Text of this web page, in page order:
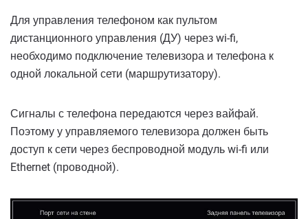
Для управления телефоном как пультом
дистанционного управления (ДУ) через wi-fi,
необходимо подключение телевизора и телефона к
одной локальной сети (маршрутизатору).
Сигналы с телефона передаются через вайфай.
Поэтому у управляемого телевизора должен быть
доступ к сети через беспроводной модуль wi-fi или
Ethernet (проводной).